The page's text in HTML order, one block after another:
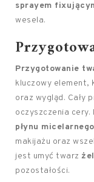
sprayem
wesela.
Przygotowanie
kluczowy element,
oraz wygląd. Cały
oczyszczenia cery.
płynu micelarnego
makijażu oraz
jest umyć twarz
pozostałości.